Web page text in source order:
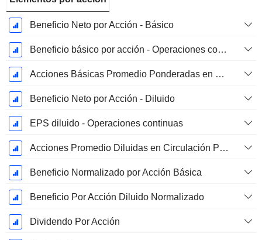
Beneficio Neto por Acción - Básico
Beneficio básico por acción - Operaciones continuas
Acciones Básicas Promedio Ponderadas en Circulación
Beneficio Neto por Acción - Diluido
EPS diluido - Operaciones continuas
Acciones Promedio Diluidas en Circulación Ponderadas
Beneficio Normalizado por Acción Básica
Beneficio Por Acción Diluido Normalizado
Dividendo Por Acción